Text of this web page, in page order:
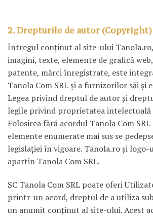
2. Drepturile de autor (Copyright)
Întregul conţinut al site-ului
imagini, texte, elemente de grafică
patente, mărci înregistrate, este
Tanola Com SRL şi a furnizorilor săi şi
Legea privind dreptul de autor şi
legile privind proprietatea intelectuală
Folosirea fără acordul Tanola Com
elemente enumerate mai sus se
legislaţiei în vigoare. Tanola.ro şi
apartin Tanola Com SRL.
SC Tanola Com SRL poate oferi
printr-un acord, dreptul de a utiliza
un anumit conţinut al site-ului. Acest